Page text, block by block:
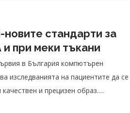
стандарти за
и при меки тъкани
в България компютърен
и прецизен образ.